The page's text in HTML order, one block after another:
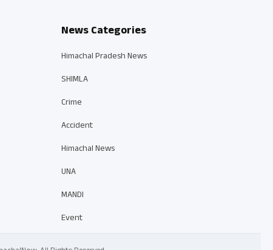
News Categories
Himachal Pradesh News
SHIMLA
Crime
Accident
Himachal News
UNA
MANDI
Event